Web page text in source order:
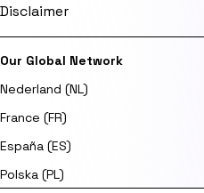
Disclaimer
Our Global Network
Nederland (NL)
France (FR)
España (ES)
Polska (PL)